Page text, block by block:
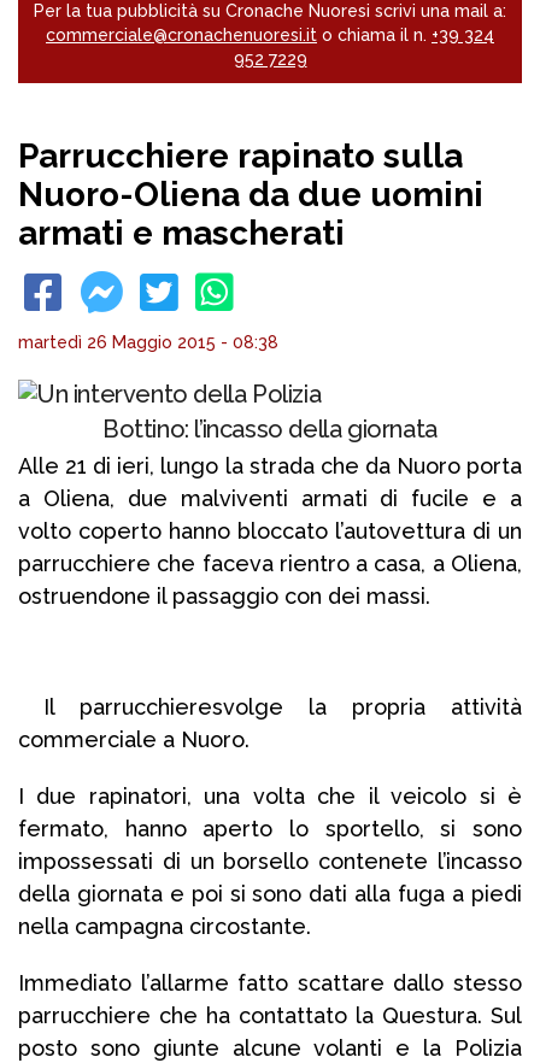
Per la tua pubblicità su Cronache Nuoresi scrivi una mail a:
commerciale@cronachenuoresi.it o chiama il n. +39 324
952 7229
Parrucchiere rapinato sulla
Nuoro-Oliena da due uomini
armati e mascherati
martedì 26 Maggio 2015 - 08:38
Bottino: l’incasso della giornata
Alle 21 di ieri, lungo la strada che da Nuoro porta
a Oliena, due malviventi armati di fucile e a
volto coperto hanno bloccato l’autovettura di un
parrucchiere che faceva rientro a casa, a Oliena,
ostruendone il passaggio con dei massi.
Il parrucchieresvolge la propria attività
commerciale a Nuoro.
I due rapinatori, una volta che il veicolo si è
fermato, hanno aperto lo sportello, si sono
impossessati di un borsello contenete l’incasso
della giornata e poi si sono dati alla fuga a piedi
nella campagna circostante.
Immediato l’allarme fatto scattare dallo stesso
parrucchiere che ha contattato la Questura. Sul
posto sono giunte alcune volanti e la Polizia